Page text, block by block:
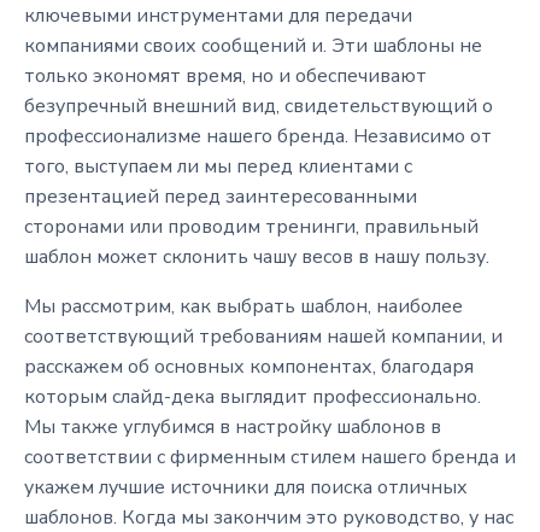
ключевыми инструментами для передачи
компаниями своих сообщений и. Эти шаблоны не
только экономят время, но и обеспечивают
безупречный внешний вид, свидетельствующий о
профессионализме нашего бренда. Независимо от
того, выступаем ли мы перед клиентами с
презентацией перед заинтересованными
сторонами или проводим тренинги, правильный
шаблон может склонить чашу весов в нашу пользу.
Мы рассмотрим, как выбрать шаблон, наиболее
соответствующий требованиям нашей компании, и
расскажем об основных компонентах, благодаря
которым слайд-дека выглядит профессионально.
Мы также углубимся в настройку шаблонов в
соответствии с фирменным стилем нашего бренда и
укажем лучшие источники для поиска отличных
шаблонов. Когда мы закончим это руководство, у нас